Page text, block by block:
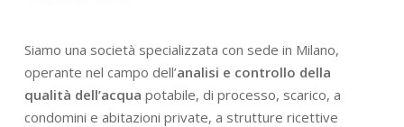
Siamo una società specializzata con sede in Milano,
operante nel campo dell’analisi e controllo della
qualità dell’acqua potabile, di processo, scarico, a
condomini e abitazioni private, a strutture ricettive